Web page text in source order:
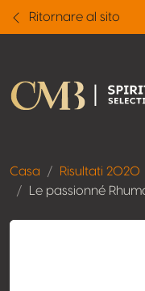
Ritornare al sito
Casa Risultati 2020
Le passionné